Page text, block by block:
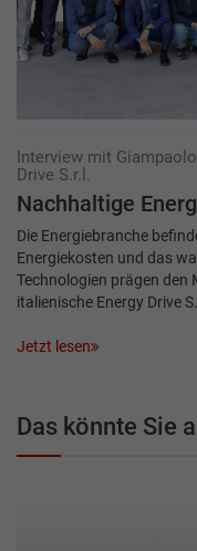
Interview mit
Drive S.r.l.
Nachhaltige
Die Energiebranche
Energiekosten und das
Technologien prägen den
italienische Energy Drive
Jetzt lesen
Das könnte Sie